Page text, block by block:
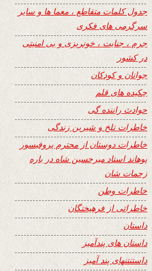
جدول کلمات متقاطع ، معما ها و سایر
سرگرمی های فکری
جرم ، جنایت ، خونریزی و بی امنیتی
در کشور
جوانان و کودکان
چکیده های قلم
حوادث راننده گی
خاطرات تلخ و شیرین زندگی
خاطرات دوستان از محترم پروفیسور
پوهاند استاد میرحسین شاه در باره
زحمات شان
خاطرات وطن
خاطراتی از فرهیختگان
داستان
داستان های پندآمیز
داستنتنهای پند آمیز